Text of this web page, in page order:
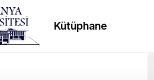
Kütüphane